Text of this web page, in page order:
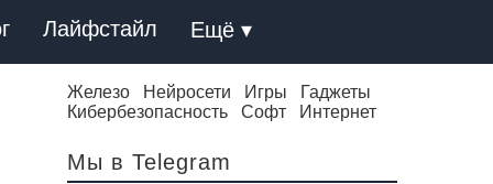
Лайфстайл Ещё ▾
Железо Нейросети Игры
Гаджеты
Кибербезопасность
Софт Интернет
Мы в Telegram